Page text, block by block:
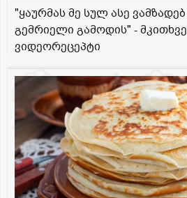
"ყაურმას მე სულ ასე
გემრიელი გამოდის" -
ვიდეორეცეპტი